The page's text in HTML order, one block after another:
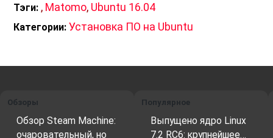
Тэги: , Matomo, Ubuntu 16.04
Категории: Установка ПО на Ubuntu
Обзоры
Обзор Steam Machine:
очаровательный, но
Популярное
Выпущено ядро Linux
7.2 RC6: крупнейшее…